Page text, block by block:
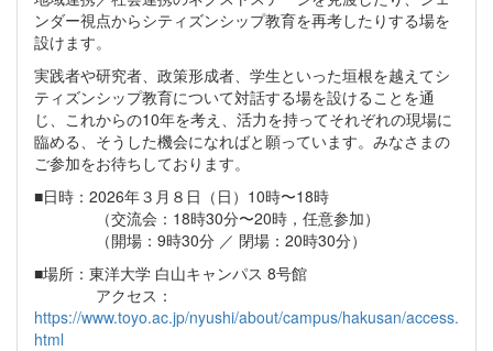
ンダー視点からシティズンシップ教育を再考したりする場を
設けます。
実践者や研究者、政策形成者、学生といった垣根を越えてシ
ティズンシップ教育について対話する場を設けることを通
じ、これからの10年を考え、活力を持ってそれぞれの現場に
臨める、そうした機会になればと願っています。みなさまの
ご参加をお待ちしております。
■日時：2026年３月８日（日）10時〜18時
（交流会：18時30分〜20時，任意参加）
（開場：9時30分 ／ 閉場：20時30分）
■場所：東洋大学 白山キャンパス 8号館
アクセス：
https://www.toyo.ac.jp/nyushi/about/campus/hakusan/access.
html